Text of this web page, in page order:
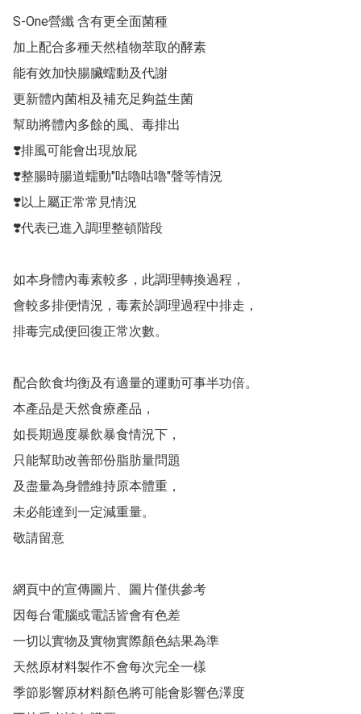
S-One營纖 含有更全面菌種
加上配合多種天然植物萃取的酵素
能有效加快腸臟蠕動及代謝
更新體內菌相及補充足夠益生菌
幫助將體內多餘的風、毒排出
❣️排風可能會出現放屁
❣️整腸時腸道蠕動"咕嚕咕嚕"聲等情況
❣️以上屬正常常見情況
❣️代表已進入調理整頓階段
如本身體內毒素較多，此調理轉換過程，
會較多排便情況，毒素於調理過程中排走，
排毒完成便回復正常次數。
配合飲食均衡及有適量的運動可事半功倍。
本產品是天然食療產品，
如長期過度暴飲暴食情況下，
只能幫助改善部份脂肪量問題
及盡量為身體維持原本體重，
未必能達到一定減重量。
敬請留意
網頁中的宣傳圖片、圖片僅供參考
因每台電腦或電話皆會有色差
一切以實物及實物實際顏色結果為準
天然原材料製作不會每次完全一樣
季節影響原材料顏色將可能會影響色澤度